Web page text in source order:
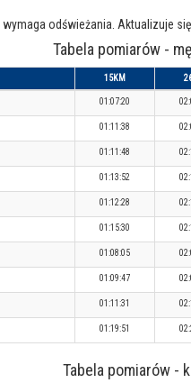
odświeżania. Aktualizuje
Tabela pomiarów -
15KM
01:07:20
01:11:38
01:11:48
01:13:52
01:12:28
01:15:30
01:08:05
01:09:47
01:11:31
01:19:51
Tabela pomiarów -